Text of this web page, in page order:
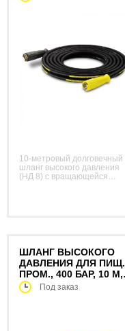
МУФТОЙ
10-метровый долговечный
шланг высокого давления
(НД 8) с вращающейся
ШЛАНГ ВЫСОКОГО
ДАВЛЕНИЯ ДЛЯ ПИЩ.
ПРОМ., 400 БАР, 10 М,
НД 8, С
ВРАЩАЮЩЕЙСЯ
Под заказ